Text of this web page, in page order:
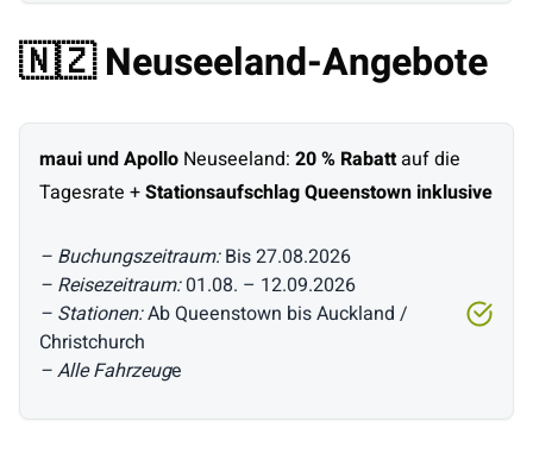
🇳🇿 Neuseeland-Angebote
maui und Apollo Neuseeland: 20 % Rabattauf die
Tagesrate +Stationsaufschlag Queenstown inklusive
– Buchungszeitraum:Bis 27.08.2026
– Reisezeitraum:01.08. – 12.09.2026
– Stationen:Ab Queenstown bis Auckland /
Christchurch
– Alle Fahrzeuge